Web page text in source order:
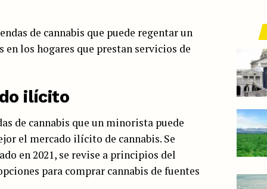
de cannabis que puede regentar un
los hogares que prestan servicios de
ilícito
de cannabis que un minorista puede
el mercado ilícito de cannabis. Se
en 2021, se revise a principios del
para comprar cannabis de fuentes